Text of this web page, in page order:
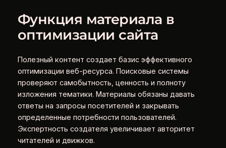
Функция материала в
оптимизации сайта
Полезный контент создает базис эффективного
оптимизации веб-ресурса. Поисковые системы
проверяют самобытность, ценность и полноту
изложения тематики. Материалы обязаны давать
ответы на запросы посетителей и закрывать
определенные потребности пользователей.
Экспертность создателя увеличивает авторитет
читателей и движков.